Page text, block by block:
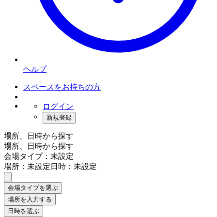
ヘルプ
スペースをお持ちの方
ログイン
新規登録
場所、日時から探す
場所、日時から探す
会場タイプ：未設定
場所：未設定日時：未設定
会場タイプを選ぶ
場所を入力する
日時を選ぶ